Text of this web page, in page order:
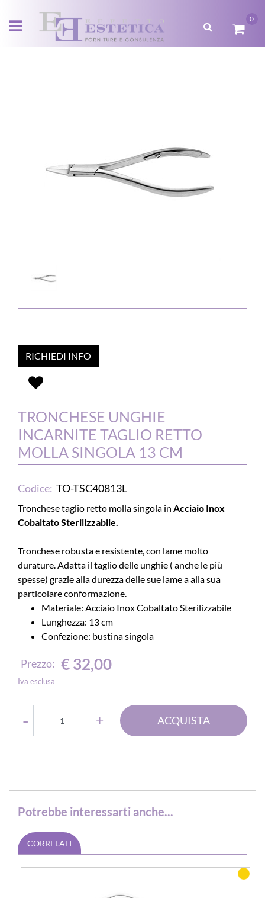
Open menu
0
RICHIEDI INFO
TRONCHESE UNGHIE
INCARNITE TAGLIO RETTO
MOLLA SINGOLA 13 CM
Codice: TO-TSC40813L
Tronchese taglio retto molla singola in Acciaio Inox
Cobaltato Sterilizzabile.
Tronchese robusta e resistente, con lame molto
durature. Adatta il taglio delle unghie ( anche le più
spesse) grazie alla durezza delle sue lame a alla sua
particolare conformazione.
Materiale: Acciaio Inox Cobaltato Sterilizzabile
Lunghezza: 13 cm
Confezione: bustina singola
Prezzo: € 32,00
Iva esclusa
Quantità
ACQUISTA
Potrebbe interessarti anche...
CORRELATI